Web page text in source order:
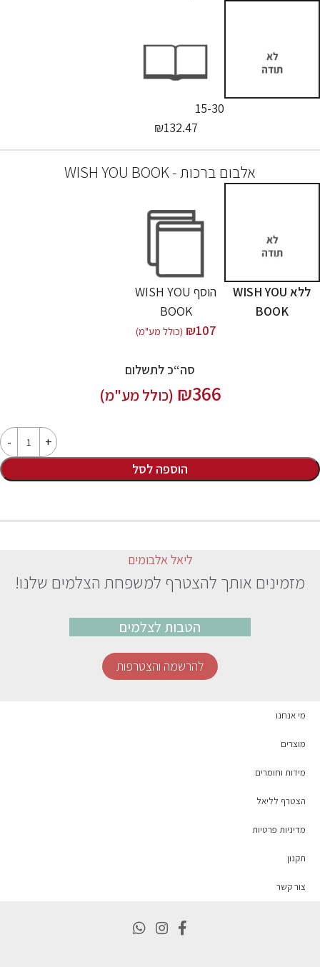
15-30
₪132.47
אלבום ברכות - WISH YOU BOOK
ללא WISH YOU
BOOK
הוסף WISH YOU
BOOK
₪107 (כולל מע"מ)
סה“כ לתשלום
₪366 (כולל מע"מ)
הוספה לסל
ליאל אלבומים
מזמינים אותך להצטרף למשפחת הצלמים שלנו!
הטבות לצלמים
להרשמה והצטרפות
מי אנחנו
מוצרים
מידות וחומרים
הצטרף לליאל
מדיניות פרטיות
תקנון
צור קשר